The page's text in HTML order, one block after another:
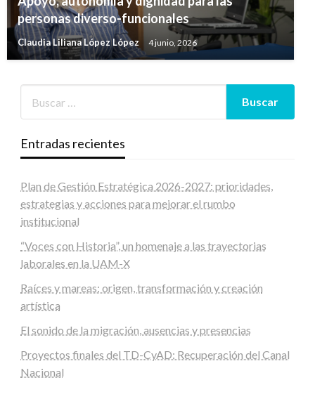
personas diverso-funcionales
Claudia Liliana López López 4 junio, 2026
Entradas recientes
Plan de Gestión Estratégica 2026-2027: prioridades,
estrategias y acciones para mejorar el rumbo
institucional
“Voces con Historia”, un homenaje a las trayectorias
laborales en la UAM-X
Raíces y mareas: origen, transformación y creación
artística
El sonido de la migración, ausencias y presencias
Proyectos finales del TD-CyAD: Recuperación del Canal
Nacional